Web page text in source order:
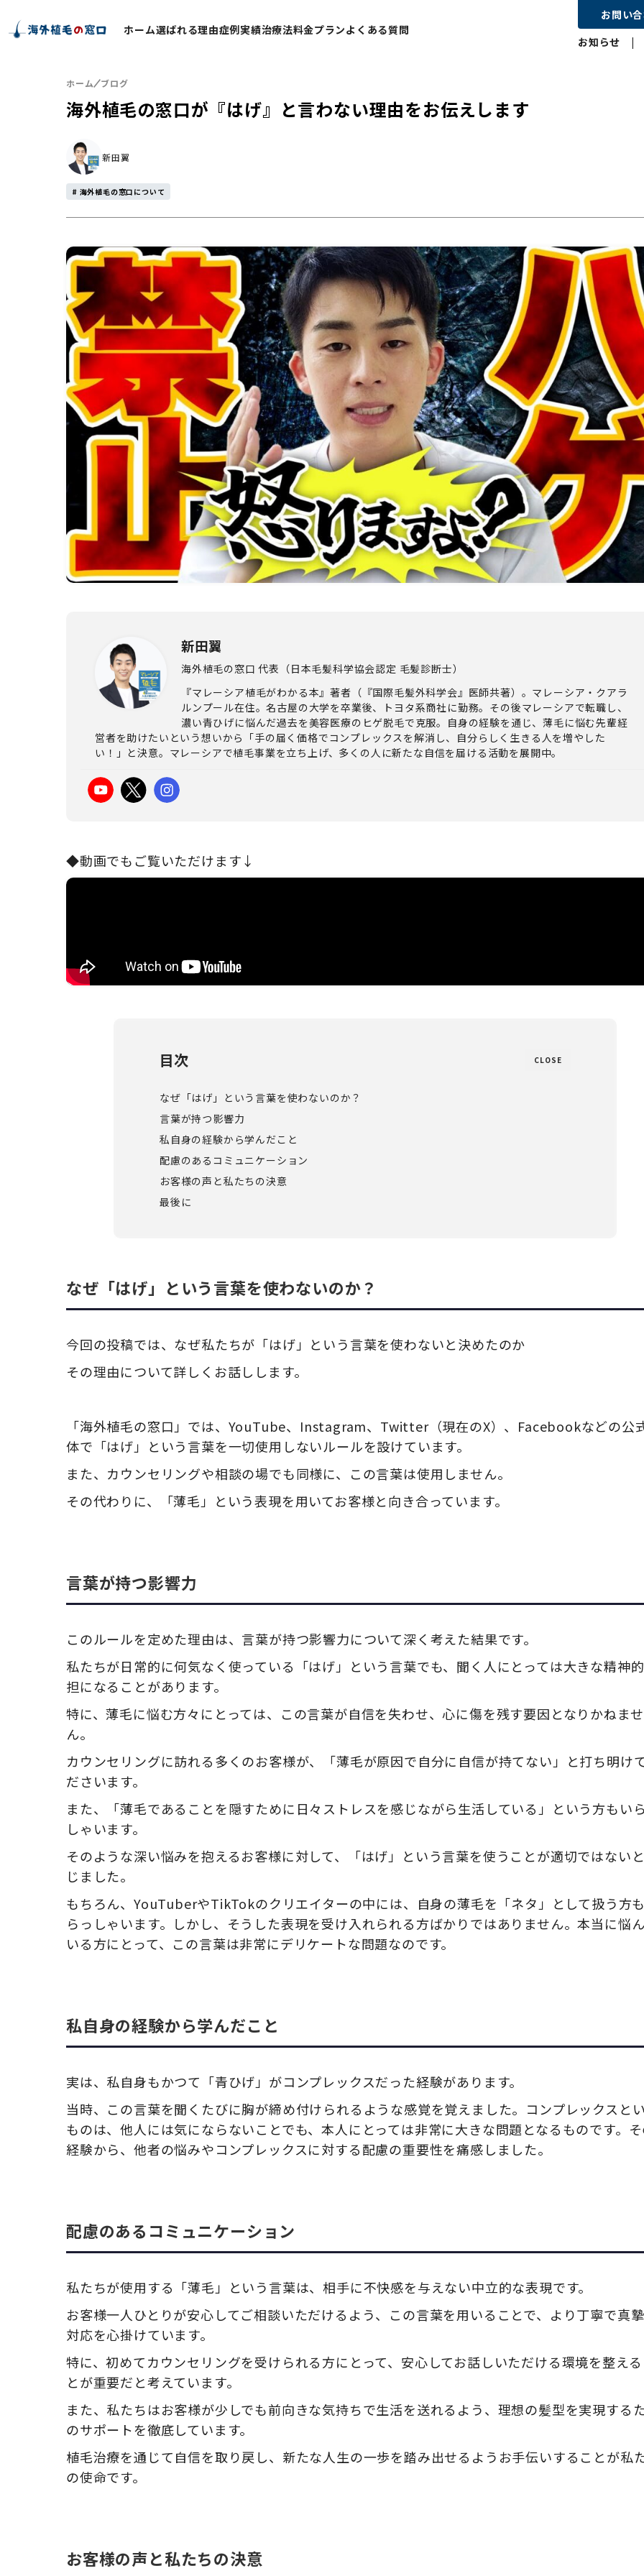
ホーム選ばれる理由症例実績治療法料金プランよくある質問
お問い
お知らせ
ホーム ブログ
海外植毛の窓口が『はげ』と言わない理由をお伝えします
新田翼
# 海外植毛の窓口について
新田翼
海外植毛の窓口 代表（日本毛髪科学協会認定 毛髪診断士）
『マレーシア植毛がわかる本』著者（『国際毛髪外科学会』医師共著）。マレーシア・クアラ
ルンプール在住。名古屋の大学を卒業後、トヨタ系商社に勤務。その後マレーシアで転職し、
濃い青ひげに悩んだ過去を美容医療のヒゲ脱毛で克服。自身の経験を通じ、薄毛に悩む先輩経
営者を助けたいという想いから「手の届く価格でコンプレックスを解消し、自分らしく生きる人を増やした
い！」と決意。マレーシアで植毛事業を立ち上げ、多くの人に新たな自信を届ける活動を展開中。
◆動画でもご覧いただけます↓
CLOSE
目次
なぜ「はげ」という言葉を使わないのか？
言葉が持つ影響力
私自身の経験から学んだこと
配慮のあるコミュニケーション
お客様の声と私たちの決意
最後に
なぜ「はげ」という言葉を使わないのか？
今回の投稿では、なぜ私たちが「はげ」という言葉を使わないと決めたのか
その理由について詳しくお話しします。
「海外植毛の窓口」では、YouTube、Instagram、Twitter（現在のX）、Facebookなどの公
体で「はげ」という言葉を一切使用しないルールを設けています。
また、カウンセリングや相談の場でも同様に、この言葉は使用しません。
その代わりに、「薄毛」という表現を用いてお客様と向き合っています。
言葉が持つ影響力
このルールを定めた理由は、言葉が持つ影響力について深く考えた結果です。
私たちが日常的に何気なく使っている「はげ」という言葉でも、聞く人にとっては大きな精神
担になることがあります。
特に、薄毛に悩む方々にとっては、この言葉が自信を失わせ、心に傷を残す要因となりかねませ
ん。
カウンセリングに訪れる多くのお客様が、「薄毛が原因で自分に自信が持てない」と打ち明け
ださいます。
また、「薄毛であることを隠すために日々ストレスを感じながら生活している」という方もい
しゃいます。
そのような深い悩みを抱えるお客様に対して、「はげ」という言葉を使うことが適切ではない
じました。
もちろん、YouTuberやTikTokのクリエイターの中には、自身の薄毛を「ネタ」として扱う方
らっしゃいます。しかし、そうした表現を受け入れられる方ばかりではありません。本当に悩
いる方にとって、この言葉は非常にデリケートな問題なのです。
私自身の経験から学んだこと
実は、私自身もかつて「青ひげ」がコンプレックスだった経験があります。
当時、この言葉を聞くたびに胸が締め付けられるような感覚を覚えました。コンプレックスと
ものは、他人には気にならないことでも、本人にとっては非常に大きな問題となるものです。
経験から、他者の悩みやコンプレックスに対する配慮の重要性を痛感しました。
配慮のあるコミュニケーション
私たちが使用する「薄毛」という言葉は、相手に不快感を与えない中立的な表現です。
お客様一人ひとりが安心してご相談いただけるよう、この言葉を用いることで、より丁寧で真
対応を心掛けています。
特に、初めてカウンセリングを受けられる方にとって、安心してお話しいただける環境を整え
とが重要だと考えています。
また、私たちはお客様が少しでも前向きな気持ちで生活を送れるよう、理想の髪型を実現する
のサポートを徹底しています。
植毛治療を通じて自信を取り戻し、新たな人生の一歩を踏み出せるようお手伝いすることが私
の使命です。
お客様の声と私たちの決意